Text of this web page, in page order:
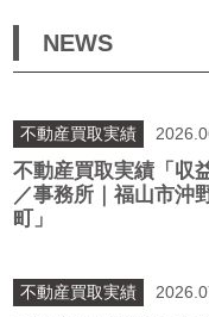
NEWS
不動産買取実績
不動産買取実績「収
／事務所｜福山市沖
町」
不動産買取実績